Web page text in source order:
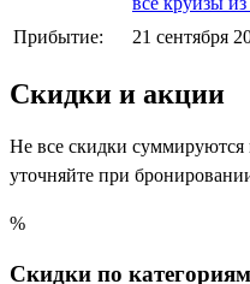
Прибытие:
21 сентября
Скидки и акции
Не все скидки
уточняйте при
%
Скидки по